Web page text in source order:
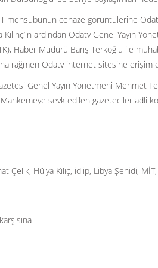
mensubunun cenaze görüntülerine
ardından Odatv Genel Yayın
Haber Müdürü Barış Terkoğlu ile
rağmen Odatv internet sitesine erişim
Genel Yayın Yönetmeni Mehmet
sevk edilen gazeteciler adli
Çelik, Hülya Kılıç, idlip, Libya Şehidi, MİT,